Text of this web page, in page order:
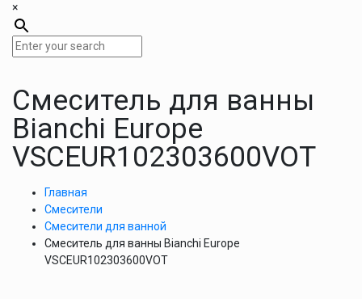
×
Смеситель для ванны
Bianchi Europe
VSCEUR102303600VOT
Главная
Смесители
Смесители для ванной
Смеситель для ванны Bianchi Europe
VSCEUR102303600VOT